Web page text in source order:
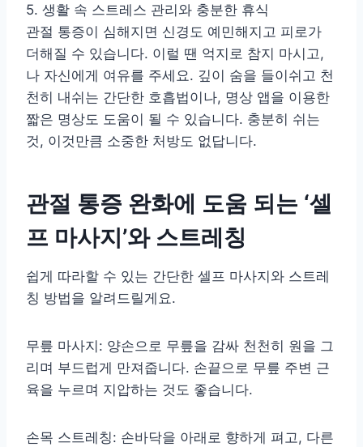
5. 생활 속 스트레스 관리와 충분한 휴식
관절 통증이 심해지면 신경도 예민해지고 피로가
더해질 수 있습니다. 이럴 땐 억지로 참지 마시고,
나 자신에게 여유를 주세요. 깊이 숨을 들이쉬고 천
천히 내쉬는 간단한 호흡법이나, 명상 앱을 이용한
짧은 명상도 도움이 될 수 있습니다. 충분히 쉬는
것, 이것만큼 소중한 처방도 없답니다.
관절 통증 완화에 도움 되는 ‘셀
프 마사지’와 스트레칭
쉽게 따라할 수 있는 간단한 셀프 마사지와 스트레
칭 방법을 알려드릴게요.
무릎 마사지: 양손으로 무릎을 감싸 천천히 원을 그
리며 부드럽게 만져줍니다. 손끝으로 무릎 주변 근
육을 누르며 지압하는 것도 좋습니다.
손목 스트레칭: 손바닥을 아래로 향하게 펴고, 다른